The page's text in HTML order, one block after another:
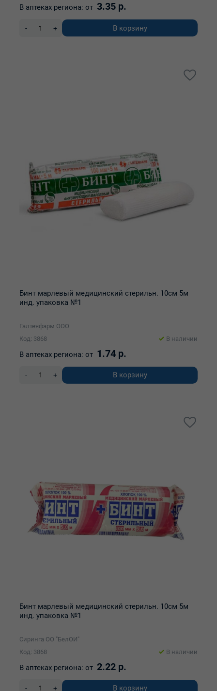
В аптеках региона: от 3.35 р.
- + В корзину
Бинт марлевый медицинский стерильн. 10см 5м
инд. упаковка №1
Галтеяфарм ООО
Код: 3868
В наличии
В аптеках региона: от 1.74 р.
- + В корзину
Бинт марлевый медицинский стерильн. 10см 5м
инд. упаковка №1
Сиринга ОО "БелОИ"
Код: 3868
В наличии
В аптеках региона: от 2.22 р.
- + В корзину